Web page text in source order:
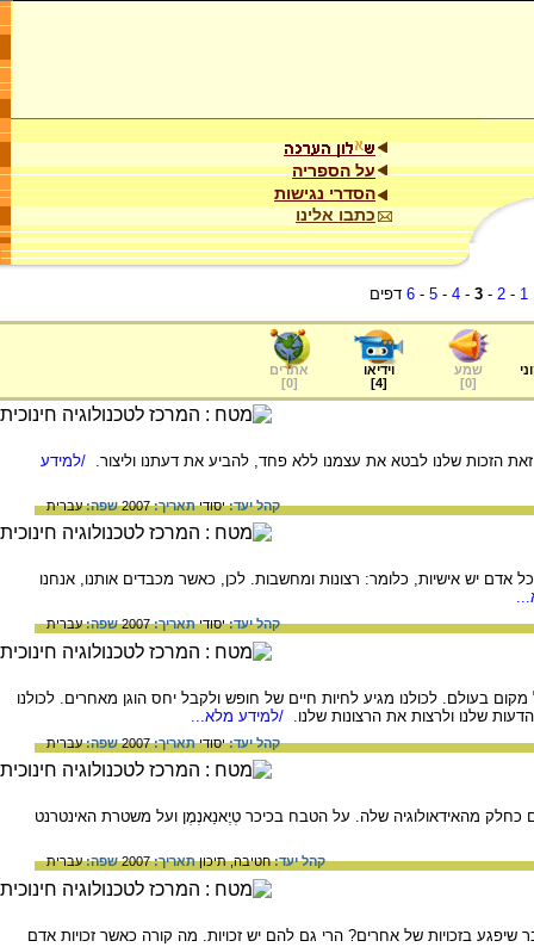
על הספריה
הסדרי נגישות
כתבו אלינו
1
-
2
-
3
-
4
-
5
-
6 דפים
שמע
[
0
]
וידיאו
[
4
]
אתרים
[
0
]
הזכות שלנו לבטא את עצמנו ללא פחד, להביע את דעתנו וליצור. /למידע
קהל יעד:יסודיתאריך:2007 שפה:עברית
אדם יש אישיות, כלומר: רצונות ומחשבות. לכן, כאשר מכבדים אותנו, אנחנו
קהל יעד:יסודיתאריך:2007 שפה:עברית
בעולם. לכולנו מגיע לחיות חיים של חופש ולקבל יחס הוגן מאחרים. לכולנו
שלנו ולרצות את הרצונות שלנו.
/למידע מלא...
קהל יעד:יסודיתאריך:2007 שפה:עברית
כחלק מהאידאולוגיה שלה. על הטבח בכיכר טְיֶאנַאנְמֶן ועל משטרת האינטרנט
קהל יעד:חטיבה,תיכוןתאריך:2007 שפה:עברית
שיפגע בזכויות של אחרים? הרי גם להם יש זכויות. מה קורה כאשר זכויות אדם